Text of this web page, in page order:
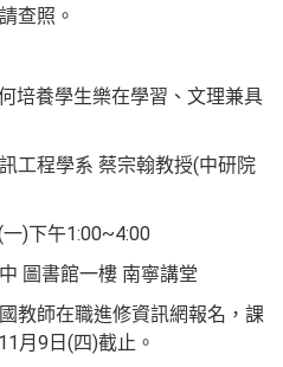
查照。
培養學生樂在學習、文理兼具
工程學系 蔡宗翰教授(中研院
)下午1:00~4:00
圖書館一樓 南寧講堂
教師在職進修資訊網報名，課
月9日(四)截止。